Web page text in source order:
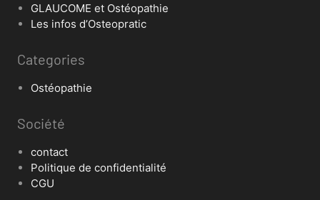
GLAUCOME et Ostéopathie
Les infos d’Osteopratic
Categories
Ostéopathie
Société
contact
Politique de confidentialité
CGU